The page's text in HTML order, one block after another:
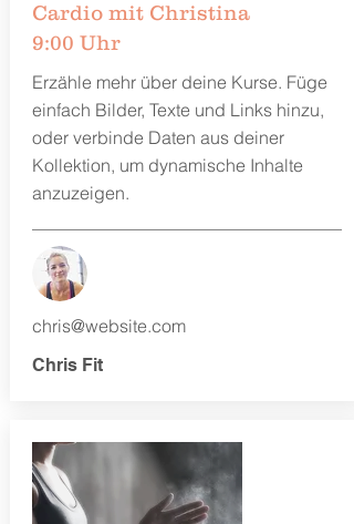
Cardio mit Christina
9:00 Uhr
Erzähle mehr über deine Kurse. Füge
einfach Bilder, Texte und Links hinzu,
oder verbinde Daten aus deiner
Kollektion, um dynamische Inhalte
anzuzeigen.
chris@website.com
Chris Fit